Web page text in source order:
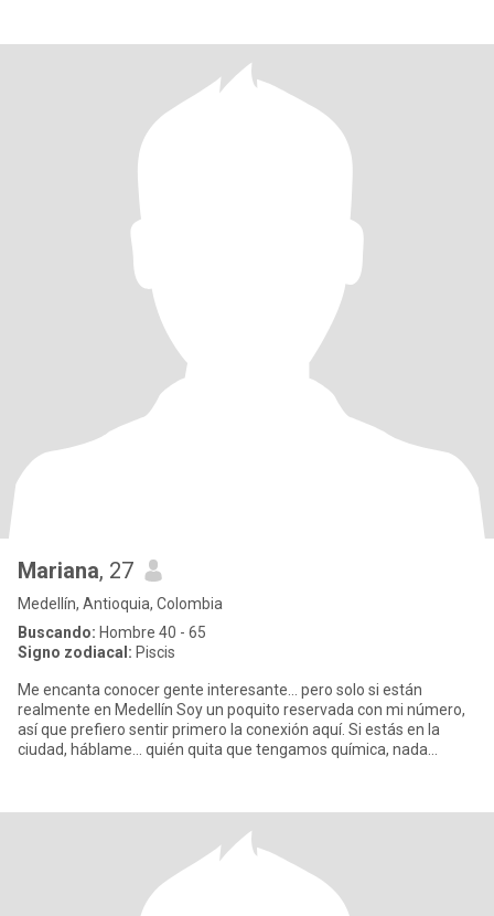
Mariana, 27
Medellín, Antioquia, Colombia
Buscando: Hombre 40 - 65
Signo zodiacal: Piscis
Me encanta conocer gente interesante… pero solo si están
realmente en Medellín Soy un poquito reservada con mi número,
así que prefiero sentir primero la conexión aquí. Si estás en la
ciudad, háblame… quién quita que tengamos química, nada